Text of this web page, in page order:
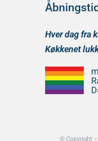
Hver dag fra
Køkkenet
© Copyright –